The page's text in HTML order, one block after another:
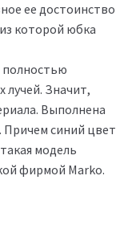
ее достоинство
которой юбка
полностью
лучей. Значит,
Выполнена
Причем синий цвет
модель
фирмой Marko.